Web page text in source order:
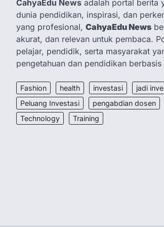
CahyaEdu News adalah portal berita
dunia pendidikan, inspirasi, dan
yang profesional, CahyaEdu News
akurat, dan relevan untuk pembaca.
pelajar, pendidik, serta masyarakat
pengetahuan dan pendidikan
Fashion health investasi jadi
Peluang Investasi
pengabdian dosen
Technology
Training